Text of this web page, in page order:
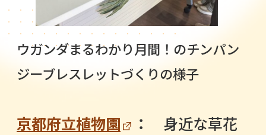
ウガンダまるわかり月間！のチンパン
ジーブレスレットづくりの様子
京都府立植物園 ： 身近な草花